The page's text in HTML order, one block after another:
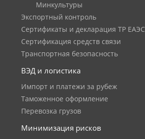
Минкультуры
Экспортный контроль
Сертификаты и декларация ТР ЕАЭС
Сертификация средств связи
Транспортная безопасность
ВЭД и логистика
Импорт и платежи за рубеж
Таможенное оформление
Перевозка грузов
Минимизация рисков